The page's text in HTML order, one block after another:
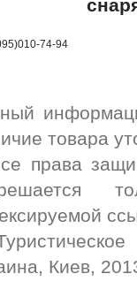
74-94
товара
права
Киев,